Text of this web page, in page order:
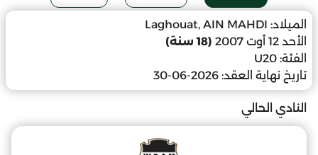
الميلاد: Laghouat, AIN MAHDI
الأحد 12 أوت 2007
(18 سنة)
الفئة: U20
تاريخ نهاية العقد: 2026-06-30
النادي الحالي